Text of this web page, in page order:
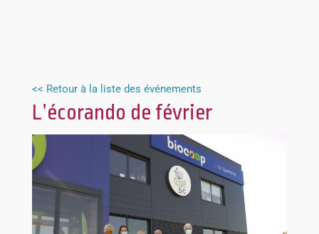
<< Retour à la liste des événements
L’écorando de février